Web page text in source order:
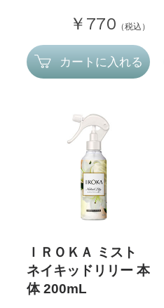
￥770 （税込）
カートに入れる
ＩＲＯＫＡ ミスト
ネイキッドリリー 本
体 200mL